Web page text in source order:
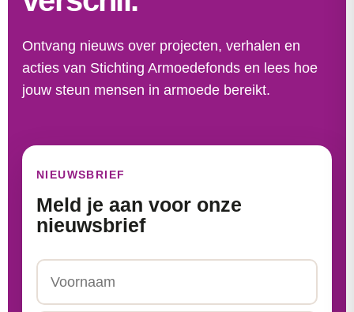
Ontvang nieuws over projecten, verhalen en
acties van Stichting Armoedefonds en lees hoe
jouw steun mensen in armoede bereikt.
NIEUWSBRIEF
Meld je aan voor onze
nieuwsbrief